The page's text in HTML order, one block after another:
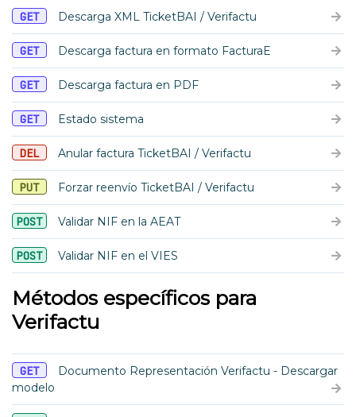
GET Descarga XML TicketBAI / Verifactu
GET Descarga factura en formato FacturaE
GET Descarga factura en PDF
GET Estado sistema
DEL Anular factura TicketBAI / Verifactu
PUT Forzar reenvío TicketBAI / Verifactu
POST Validar NIF en la AEAT
POST Validar NIF en el VIES
Métodos específicos para
Verifactu
GET
Documento Representación Verifactu - Descargar
modelo